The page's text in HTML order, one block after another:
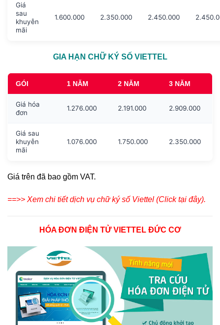
Giá
sau
khuyễn
mãi
1.600.000 2.350.000 2.450.000
GIA HẠN CHỮ KÝ SỐ VIETTEL
GÓI 1 NĂM 2 NĂM 3 NĂM
Giá hóa
đơn
1.276.000 2.191.000 2.909.000
Giá sau
khuyễn
mãi
1.076.000 1.750.000 2.350.000
Giá trên đã bao gồm VAT.
==>> Xem chi tiết dịch vụ chữ ký số Viettel (Click tại đây).
HÓA ĐƠN ĐIỆN TỬ VIETTEL ĐỨC CƠ